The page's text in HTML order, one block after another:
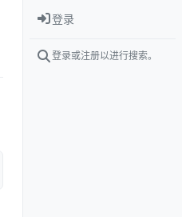
登录
登录或注册以进行搜索。